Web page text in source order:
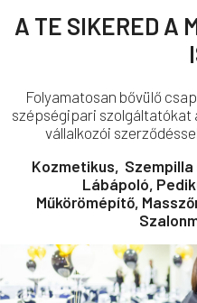
A TE SIKERED A
Folyamatosan bővülő
szépségipari szolgáltatókat
vállalkozói
Kozmetikus, Szempilla
Lábápoló,
Műkörömépítő,